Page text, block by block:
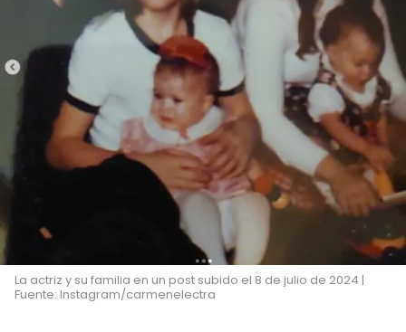
La actriz y su familia en un post subido el 8 de julio de 2024 |
Fuente: Instagram/carmenelectra